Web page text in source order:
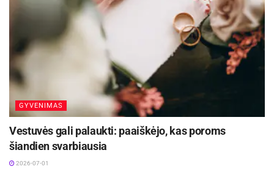
GYVENIMAS
Vestuvės gali palaukti: paaiškėjo, kas poroms
šiandien svarbiausia
2026-07-01